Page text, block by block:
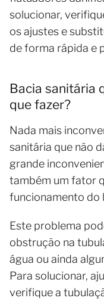
solucionar,
os ajustes e
de forma rápida e
Bacia sanitária
que fazer?
Nada mais
sanitária que não
grande
também um fator
funcionamento do
Este problema
obstrução na
água ou ainda
Para solucionar,
verifique a